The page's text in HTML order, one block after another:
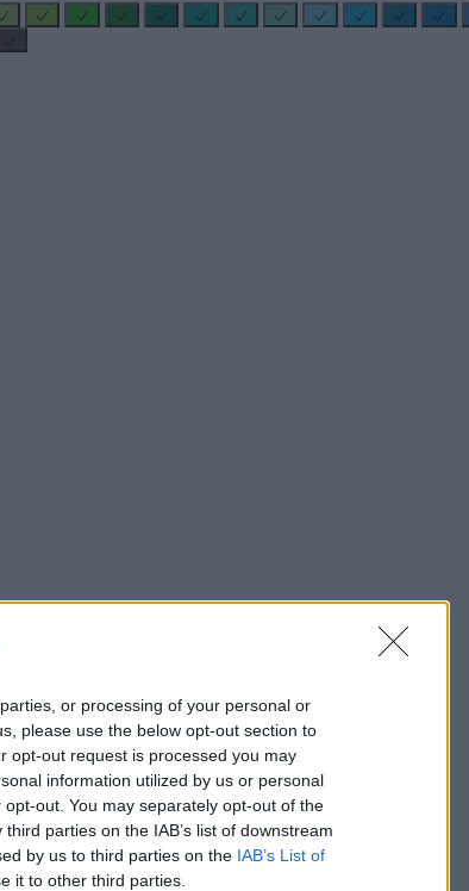
or processing of your personal or
please use the below opt-out section to
opt-out request is processed you may
information utilized by us or personal
out. You may separately opt-out of the
parties on the IAB’s list of downstream
by us to third parties on the IAB’s List of
it to other third parties.